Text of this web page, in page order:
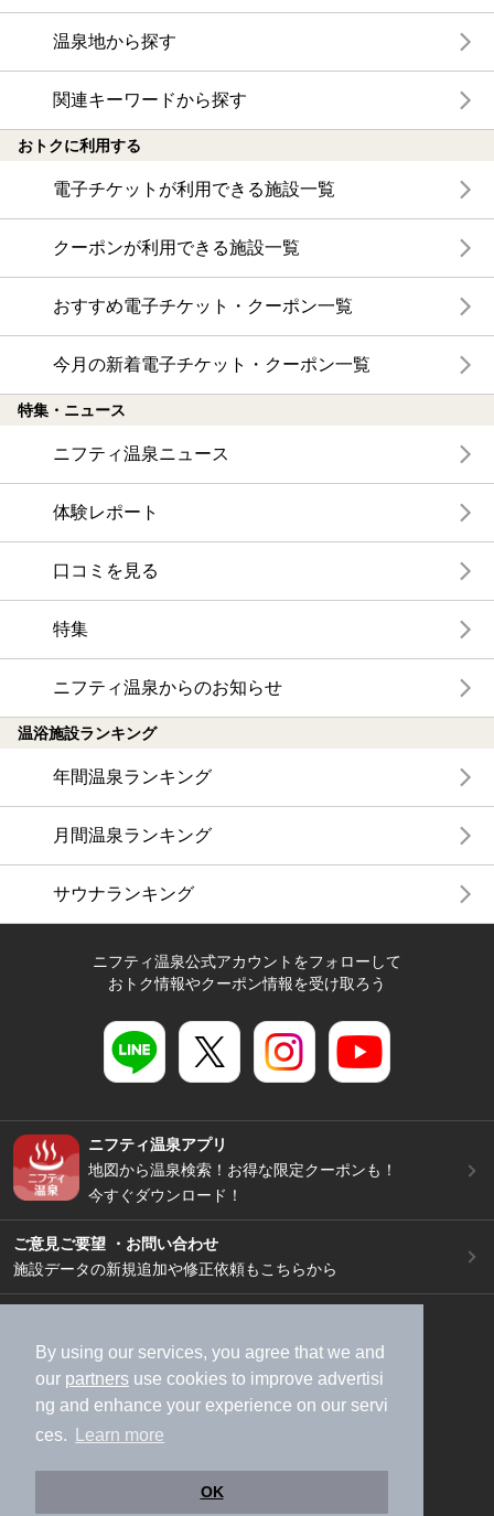
By using our services, you agree that we and
our partners use cookies to improve advertisi
ng and enhance your experience on our servi
ces.
Learn more
OK
温泉地から探す
関連キーワードから探す
おトクに利用する
電子チケットが利用できる施設一覧
クーポンが利用できる施設一覧
おすすめ電子チケット・クーポン一覧
今月の新着電子チケット・クーポン一覧
特集・ニュース
ニフティ温泉ニュース
体験レポート
口コミを見る
特集
ニフティ温泉からのお知らせ
温浴施設ランキング
年間温泉ランキング
月間温泉ランキング
サウナランキング
ニフティ温泉公式アカウントをフォローして
おトク情報やクーポン情報を受け取ろう
ニフティ温泉アプリ
地図から温泉検索！お得な限定クーポンも！
今すぐダウンロード！
ご意見ご要望 ・お問い合わせ
施設データの新規追加や修正依頼もこちらから
加盟店募集（資料請求）
広告出稿のご案内
利用規約
ライフスタイルMEMBERS+規約
特定商取引法に基づく表記
ヘルプ
採用情報
運営会社